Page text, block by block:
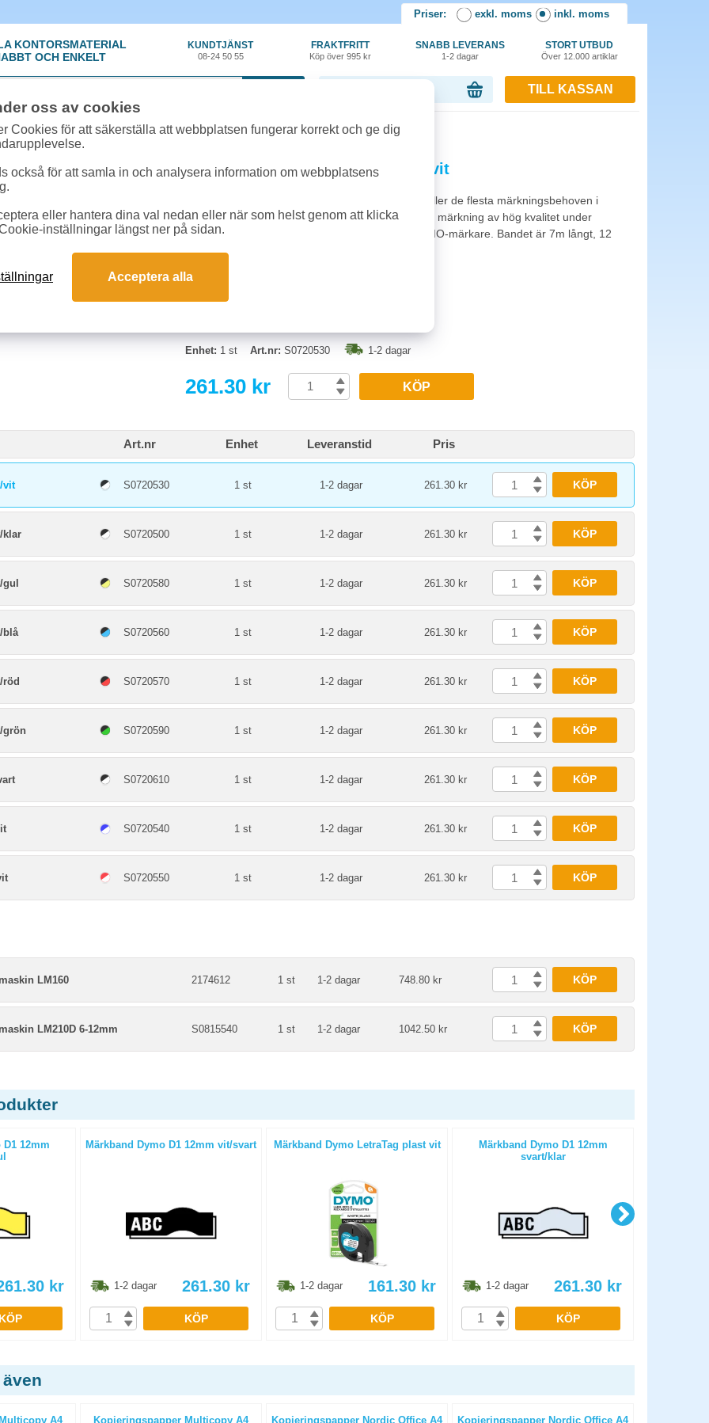
Priser: exkl. moms inkl. moms
KONTORSMATERIAL
OCH ENKELT
KUNDTJÄNST
08-24 50 55
FRAKTFRITT
Köp över 995 kr
SNABB LEVERANS
1-2 dagar
STORT UTBUD
Över 12.000 artiklar
TILL KASSAN
»Märkband »Märkband Dymo D1 12mm svart/vit
Märkband Dymo D1 12mm svart/vit
De lätt avtagbara självhäftande plastetiketterna fyller de flesta märkningsbehoven i
hemmet såväl som på arbetet och ger en varaktig märkning av hög kvalitet under
många år. Kassetterna fungerar i nästan alla DYMO-märkare. Bandet är 7m långt, 12
mm brett och ger svart text på vit bakgrund.
Enhet: 1 st Art.nr: S0720530 1-2 dagar
261.30 kr KÖP
Art.nr Enhet Leveranstid Pris
vit S0720530 1 st 1-2 dagar 261.30 kr KÖP
klar S0720500 1 st 1-2 dagar 261.30 kr KÖP
S0720580 1 st 1-2 dagar 261.30 kr KÖP
blå S0720560 1 st 1-2 dagar 261.30 kr KÖP
röd S0720570 1 st 1-2 dagar 261.30 kr KÖP
grön S0720590 1 st 1-2 dagar 261.30 kr KÖP
S0720610 1 st 1-2 dagar 261.30 kr KÖP
S0720540 1 st 1-2 dagar 261.30 kr KÖP
S0720550 1 st 1-2 dagar 261.30 kr KÖP
LM160 2174612 1 st 1-2 dagar 748.80 kr KÖP
LM210D 6-12mm S0815540 1 st 1-2 dagar 1042.50 kr KÖP
D1 12mm
kr
KÖP
Märkband Dymo D1 12mm vit/svart
1-2 dagar 261.30 kr
KÖP
Märkband Dymo LetraTag plast vit
1-2 dagar 161.30 kr
KÖP
Märkband Dymo D1 12mm
svart/klar
1-2 dagar 261.30 kr
KÖP
A4
Kopieringspapper Multicopy A4
Kopieringspapper Nordic Office A4
Kopieringspapper Nordic Office A4
oss av cookies
Cookies för att säkerställa att webbplatsen fungerar korrekt och ge dig
också för att samla in och analysera information om webbplatsens
eller hantera dina val nedan eller när som helst genom att klicka
inställningar längst ner på sidan.
Acceptera alla